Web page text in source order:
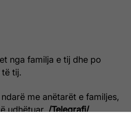
nga familja e tij dhe po
tij.
me anëtarët e familjes,
udhëtuar./Telegrafi/